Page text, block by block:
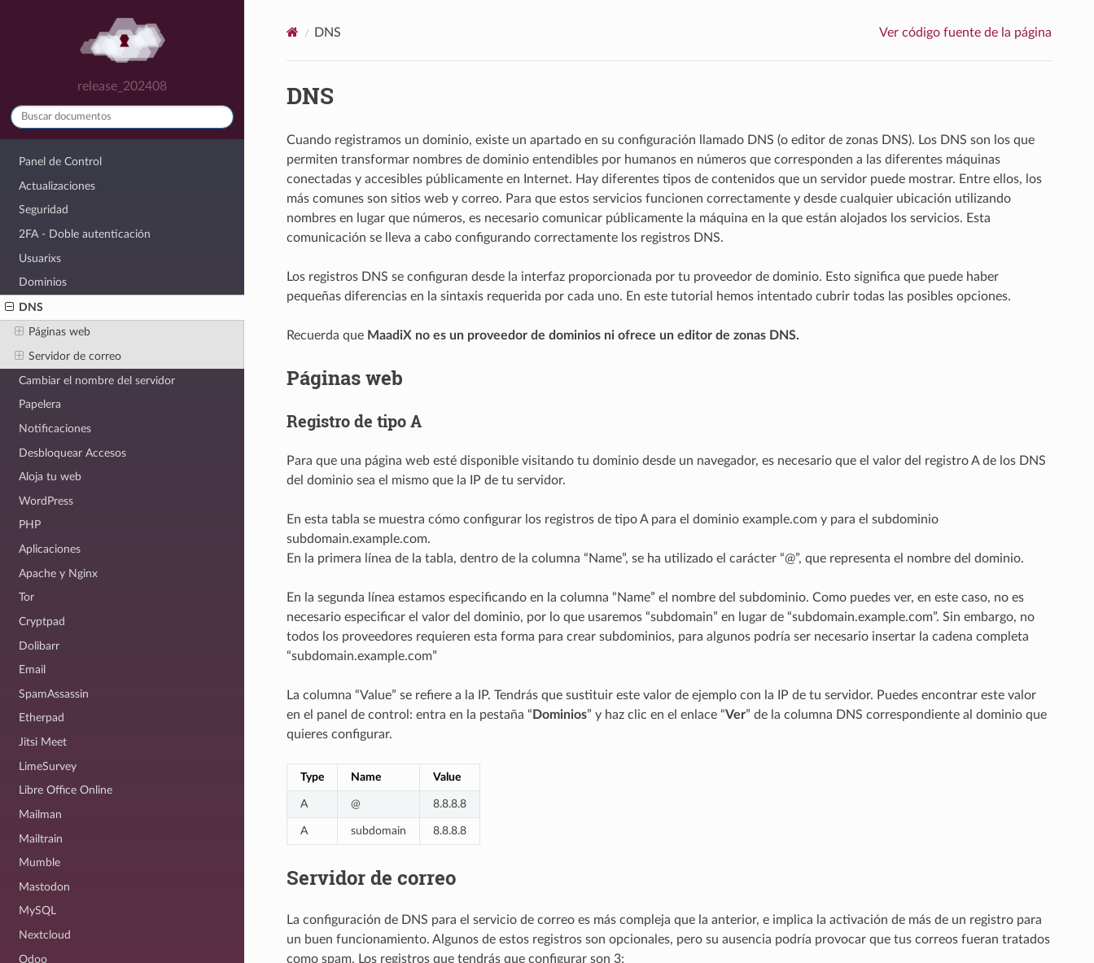
release_202408
Panel de Control
Actualizaciones
Seguridad
2FA - Doble autenticación
Usuarixs
Dominios
DNS
Páginas web
Servidor de correo
Cambiar el nombre del servidor
Papelera
Notificaciones
Desbloquear Accesos
Aloja tu web
WordPress
PHP
Aplicaciones
Apache y Nginx
Tor
Cryptpad
Dolibarr
Email
SpamAssassin
Etherpad
Jitsi Meet
LimeSurvey
Libre Office Online
Mailman
Mailtrain
Mumble
Mastodon
MySQL
Nextcloud
Odoo
DNS Ver código fuente de la página
DNS
Cuando registramos un dominio, existe un apartado en su configuración llamado DNS (o editor de zonas DNS). Los DNS son los que
permiten transformar nombres de dominio entendibles por humanos en números que corresponden a las diferentes máquinas
conectadas y accesibles públicamente en Internet. Hay diferentes tipos de contenidos que un servidor puede mostrar. Entre ellos, los
más comunes son sitios web y correo. Para que estos servicios funcionen correctamente y desde cualquier ubicación utilizando
nombres en lugar que números, es necesario comunicar públicamente la máquina en la que están alojados los servicios. Esta
comunicación se lleva a cabo configurando correctamente los registros DNS.
Los registros DNS se configuran desde la interfaz proporcionada por tu proveedor de dominio. Esto significa que puede haber
pequeñas diferencias en la sintaxis requerida por cada uno. En este tutorial hemos intentado cubrir todas las posibles opciones.
Recuerda que MaadiX no es un proveedor de dominios ni ofrece un editor de zonas DNS.
Páginas web
Registro de tipo A
Para que una página web esté disponible visitando tu dominio desde un navegador, es necesario que el valor del registro A de los DNS
del dominio sea el mismo que la IP de tu servidor.
En esta tabla se muestra cómo configurar los registros de tipo A para el dominio example.com y para el subdominio
subdomain.example.com.
En la primera línea de la tabla, dentro de la columna “Name”, se ha utilizado el carácter “@”, que representa el nombre del dominio.
En la segunda línea estamos especificando en la columna “Name” el nombre del subdominio. Como puedes ver, en este caso, no es
necesario especificar el valor del dominio, por lo que usaremos “subdomain” en lugar de “subdomain.example.com”. Sin embargo, no
todos los proveedores requieren esta forma para crear subdominios, para algunos podría ser necesario insertar la cadena completa
“subdomain.example.com”
La columna “Value” se refiere a la IP. Tendrás que sustituir este valor de ejemplo con la IP de tu servidor. Puedes encontrar este valor
en el panel de control: entra en la pestaña “ Dominios” y haz clic en el enlace “Ver” de la columna DNS correspondiente al dominio que
quieres configurar.
Type Name Value
A @ 8.8.8.8
A subdomain 8.8.8.8
Servidor de correo
La configuración de DNS para el servicio de correo es más compleja que la anterior, e implica la activación de más de un registro para
un buen funcionamiento. Algunos de estos registros son opcionales, pero su ausencia podría provocar que tus correos fueran tratados
como spam. Los registros que tendrás que configurar son 3: